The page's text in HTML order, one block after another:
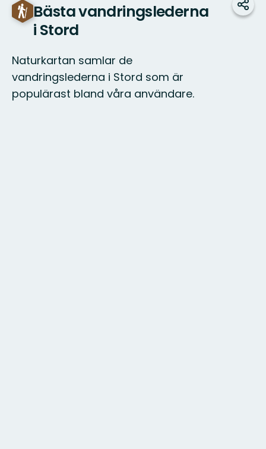
Bästa vandringslederna
i Stord
Naturkartan samlar de
vandringslederna i Stord som är
populärast bland våra användare.
Dela